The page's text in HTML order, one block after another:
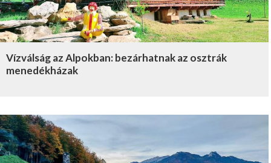
Vízválság az Alpokban: bezárhatnak az osztrák
menedékházak